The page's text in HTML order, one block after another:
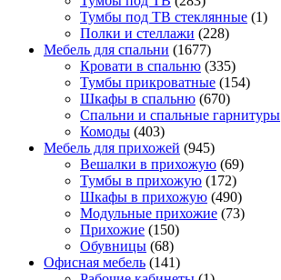
Тумбы под ТВ стеклянные (1)
Полки и стеллажи (228)
Мебель для спальни (1677)
Кровати в спальню (335)
Тумбы прикроватные (154)
Шкафы в спальню (670)
Спальни и спальные гарнитуры
Комоды (403)
Мебель для прихожей (945)
Вешалки в прихожую (69)
Тумбы в прихожую (172)
Шкафы в прихожую (490)
Модульные прихожие (73)
Прихожие (150)
Обувницы (68)
Офисная мебель (141)